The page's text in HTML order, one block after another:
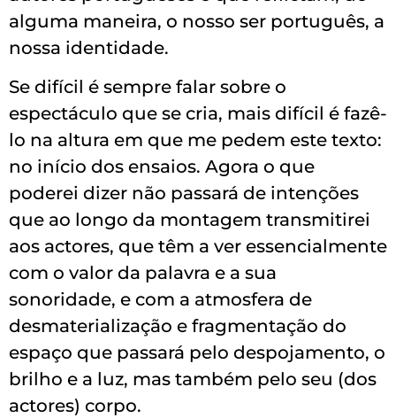
alguma maneira, o nosso ser português, a
nossa identidade.
Se difícil é sempre falar sobre o
espectáculo que se cria, mais difícil é fazê-
lo na altura em que me pedem este texto:
no início dos ensaios. Agora o que
poderei dizer não passará de intenções
que ao longo da montagem transmitirei
aos actores, que têm a ver essencialmente
com o valor da palavra e a sua
sonoridade, e com a atmosfera de
desmaterialização e fragmentação do
espaço que passará pelo despojamento, o
brilho e a luz, mas também pelo seu (dos
actores) corpo.